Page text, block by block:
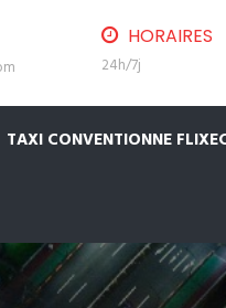
HORAIRES
24h/7j
TAXI CONVENTIONNE